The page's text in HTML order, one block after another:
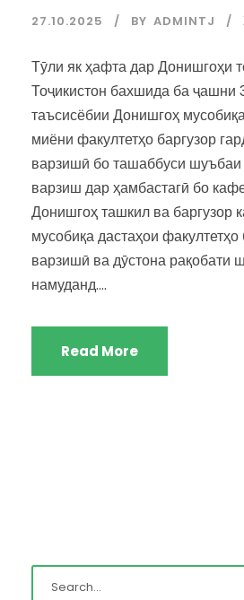
27.10.2025 BY ADMINTJ
Тӯли як ҳафта дар Донишгоҳи
Тоҷикистон бахшида ба ҷашни
таъсисёбии Донишгоҳ
миёни факултетҳо баргузор
варзишӣ бо ташаббуси шуъбаи
варзиш дар ҳамбастагӣ бо
Донишгоҳ ташкил ва баргузор
мусобиқа дастаҳои
варзишӣ ва дӯстона рақобати
намуданд....
Read More